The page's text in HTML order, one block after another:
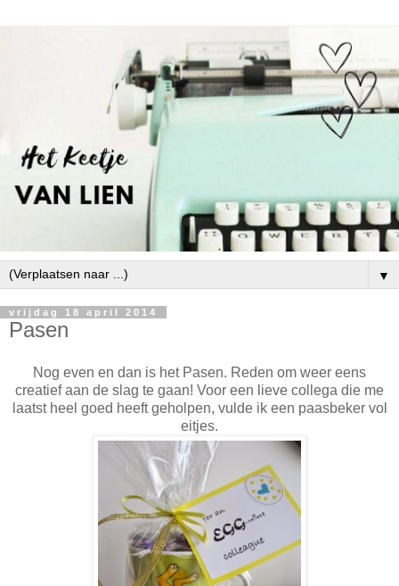
▼
vrijdag 18 april 2014
Pasen
Nog even en dan is het Pasen. Reden om weer eens
creatief aan de slag te gaan! Voor een lieve collega die me
laatst heel goed heeft geholpen, vulde ik een paasbeker vol
eitjes.